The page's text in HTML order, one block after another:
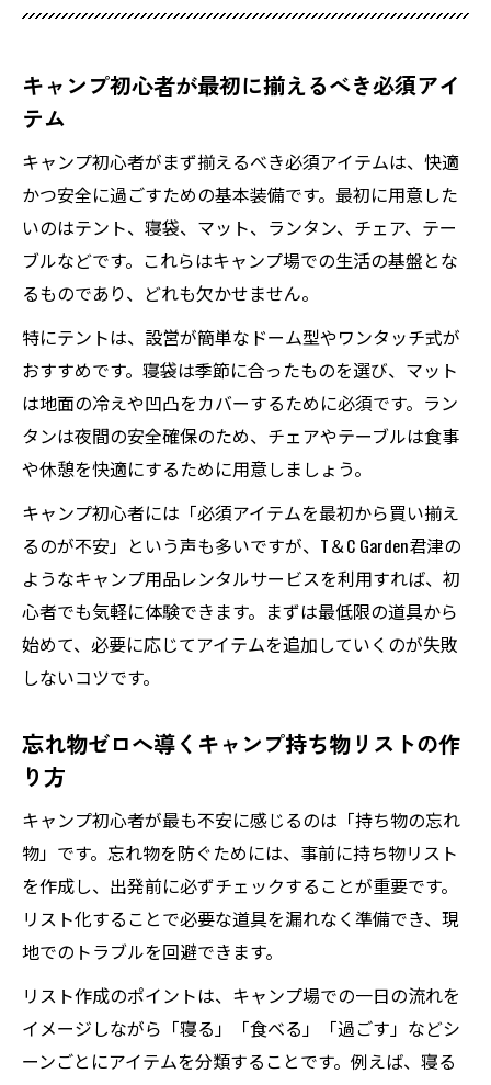
泊まりキャンプで役立つ初心者必須グッズ
キャンプ初心者に最適な準備と安心ポイント
イント
キャンプ初心者が安心できる事前チェック
術
不安を解消するキャンプ初心者準備リスト
活用法
ファミリーキャンプで大切な安心ポイント
解説
女子キャンプ初心者におすすめの準備方法
恥ずかしさを防ぐキャンプ初心者の心得集
キャンプ初心者が恥ずかしいと感じないた
めの心得
暗黙のルールを押さえて快適なキャンプを
実現
マナー重視で周囲に迷惑をかけないキャン
プ術
初心者がやりがちな失敗を未然に防ぐ心構
女子キャンプ初心者も安心のポイント解説
テム
ファミリーキャンプに欠かせない必須アイ
テム紹介
キャンプで快適に過ごすための持ち物リス
ト解説
初心者でも扱いやすいキャンプ用品の選び
方
女子や子どもも安心なキャンプ必需品の選
キャンプ初心者が最初に揃えるべき必須アイ
テム
キャンプ初心者がまず揃えるべき必須アイテムは、快適
かつ安全に過ごすための基本装備です。最初に用意した
いのはテント、寝袋、マット、ランタン、チェア、テー
ブルなどです。これらはキャンプ場での生活の基盤とな
るものであり、どれも欠かせません。
特にテントは、設営が簡単なドーム型やワンタッチ式が
おすすめです。寝袋は季節に合ったものを選び、マット
は地面の冷えや凹凸をカバーするために必須です。ラン
タンは夜間の安全確保のため、チェアやテーブルは食事
や休憩を快適にするために用意しましょう。
キャンプ初心者には「必須アイテムを最初から買い揃え
るのが不安」という声も多いですが、T＆C Garden君津の
ようなキャンプ用品レンタルサービスを利用すれば、初
心者でも気軽に体験できます。まずは最低限の道具から
始めて、必要に応じてアイテムを追加していくのが失敗
しないコツです。
忘れ物ゼロへ導くキャンプ持ち物リストの作
り方
キャンプ初心者が最も不安に感じるのは「持ち物の忘れ
物」です。忘れ物を防ぐためには、事前に持ち物リスト
を作成し、出発前に必ずチェックすることが重要です。
リスト化することで必要な道具を漏れなく準備でき、現
地でのトラブルを回避できます。
リスト作成のポイントは、キャンプ場での一日の流れを
イメージしながら「寝る」「食べる」「過ごす」などシ
ーンごとにアイテムを分類することです。例えば、寝る